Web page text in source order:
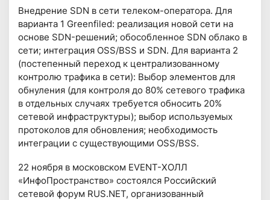
Внедрение SDN в сети телеком-оператора. Для
варианта 1 Greenfiled: реализация новой сети на
основе SDN-решений; обособленное SDN облако в
сети; интеграция OSS/BSS и SDN. Для варианта 2
(постепенный переход к централизованному
контролю трафика в сети): Выбор элементов для
обнуления (для контроля до 80% сетевого трафика
в отдельных случаях требуется обносить 20%
сетевой инфраструктуры); выбор используемых
протоколов для обновления; необходимость
интеграции с существующими OSS/BSS.
22 ноября в московском EVENT-ХОЛЛ
«ИнфоПространство» состоялся Российский
сетевой форум RUS.NET, организованный